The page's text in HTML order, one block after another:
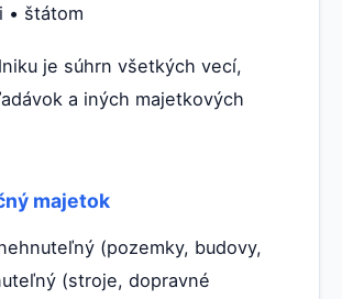
• štátom
je súhrn všetkých vecí,
a iných majetkových
majetok
(pozemky, budovy,
(stroje, dopravné